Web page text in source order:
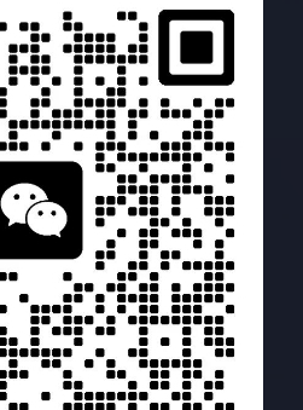
索引擎优化（SEO）服务。
业的团队，易运盈致力于帮
擎中的排名，增加有机流
的使命是通过科学的SEO策
力客户在数字化竞争中取得
接建设：网站权重的助推器(8
，及时清理这些链接至关重
配置文件可以帮助你识别链
效的策略，从而在竞争中占
的错误。 2. 链接建设工具：
的链接建设工具可以
程，例如寻找潜在的链接合
跟踪链接建设进度等等。这
链接建设效率，节省你的时
于更重要的搜索引擎优化工
你的外联活动，并跟踪你的
接建设的效果一目了然，并
。使用 Semrush 的链接建设
程，并提高你的效率，让你
果。 四、Buzzsumo：内容
搜索引擎优化的最佳实践。
化搜索引擎优化的效果，并
。 四、小语种搜索引擎优化
的武器 工具类型 功能 适用
键词挖掘、竞争分析、搜索
，分析关键词竞争程度 网站
户行为分析、页面访问量分析
问题所在 竞争对手分析工具
词排名分析、反向链接分析
定竞争策略 翻译工具 文本
译 克服语言障碍，进行网站
法检查、拼写检查、可读性
，优化用户体验 这个表格列
优化工具类型及其功能和适
1. 深入洞察目标用户 不仅仅
计学信息，更要深入挖掘他
、内容偏好、信息获取渠
、价值观等，构建完整而精
作提供方向。可以使用用户
谈、竞品分析等方法进行用
容策略 基于对目标用户的深
目标，制定一个清晰、具
包括内容主题、内容形式、
算分配、团队协作、绩效评
站的整体营销策略相一致，
馈进行动态调整。 3. 高质量
质的内容是吸引用户的基石。
性、实用性、趣味性、可读